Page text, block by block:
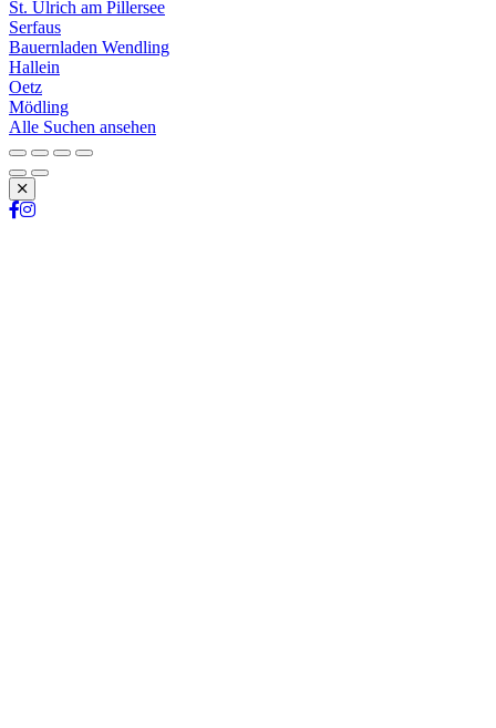
St. Ulrich am Pillersee
Serfaus
Bauernladen Wendling
Hallein
Oetz
Mödling
Alle Suchen ansehen
Schließen